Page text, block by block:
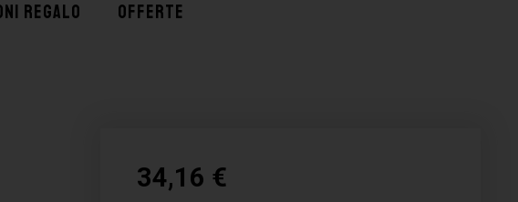
REGALO OFFERTE
34,16 €